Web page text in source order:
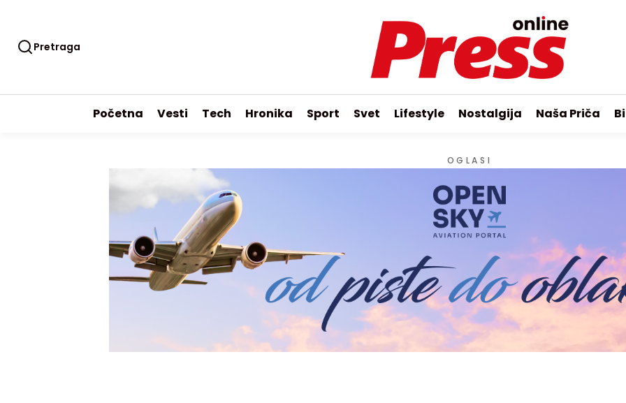
Pretraga
Početna Vesti Tech Hronika Sport Svet Lifestyle Nostalgija Naša Priča
OGLASI